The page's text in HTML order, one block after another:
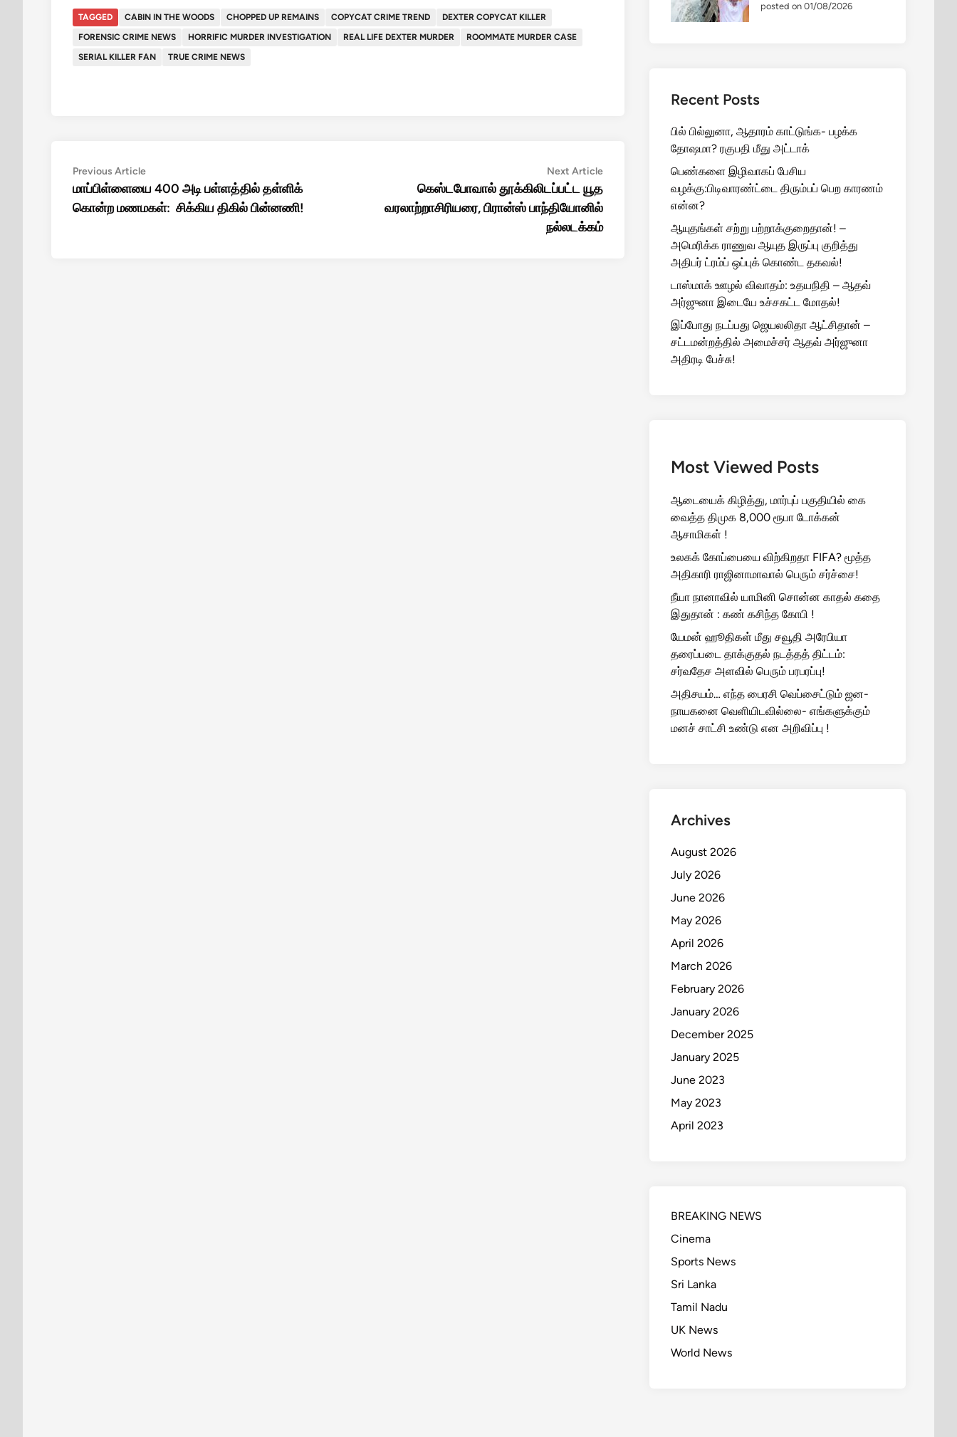
TAGGED CABIN IN THE WOODS CHOPPED UP REMAINS COPYCAT CRIME TREND
DEXTER COPYCAT KILLER
FORENSIC CRIME NEWS
HORRIFIC MURDER INVESTIGATION REAL LIFE DEXTER MURDER
ROOMMATE MURDER CASE
SERIAL KILLER FAN
TRUE CRIME NEWS
Post
navigation
Previous ArticlePrevious
article:
மாப்பிள்ளையை 400 அடி பள்ளத்தில் தள்ளிக்
கொன்ற மணமகள்: சிக்கிய திகில் பின்னணி!
Next ArticleNext
கெஸ்டபோவால் தூக்கிலிடப்பட்ட யூத
வரலாற்றாசிரியரை, பிரான்ஸ் பாந்தியோனில்
நல்லடக்கம்
posted on 01/08/2026
Recent Posts
பில் பில்லுனா, ஆதாரம் காட்டுங்க- பழக்க
தோஷமா? ரகுபதி மீது அட்டாக்
பெண்களை இழிவாகப் பேசிய
வழக்கு:பிடிவாரண்ட்டை திரும்பப் பெற காரணம்
என்ன?
ஆயுதங்கள் சற்று பற்றாக்குறைதான்! –
அமெரிக்க ராணுவ ஆயுத இருப்பு குறித்து
அதிபர் ட்ரம்ப் ஒப்புக் கொண்ட தகவல்!
டாஸ்மாக் ஊழல் விவாதம்: உதயநிதி – ஆதவ்
அர்ஜுனா இடையே உச்சகட்ட மோதல்!
இப்போது நடப்பது ஜெயலலிதா ஆட்சிதான் –
சட்டமன்றத்தில் அமைச்சர் ஆதவ் அர்ஜுனா
அதிரடி பேச்சு!
Most Viewed Posts
ஆடையைக் கிழித்து, மார்புப் பகுதியில் கை
வைத்த திமுக 8,000 ரூபா டோக்கன்
ஆசாமிகள் !
உலகக் கோப்பையை விற்கிறதா FIFA? மூத்த
அதிகாரி ராஜினாமாவால் பெரும் சர்ச்சை!
நீயா நானாவில் யாமினி சொன்ன காதல் கதை
இதுதான் : கண் கசிந்த கோபி !
யேமன் ஹூதிகள் மீது சவூதி அரேபியா
தரைப்படை தாக்குதல் நடத்தத் திட்டம்:
சர்வதேச அளவில் பெரும் பரபரப்பு!
அதிசயம்… எந்த பைரசி வெப்சைட்டும் ஜன-
நாயகனை வெளியிடவில்லை- எங்களுக்கும்
மனச் சாட்சி உண்டு என அறிவிப்பு !
Archives
August 2026
July 2026
June 2026
May 2026
April 2026
March 2026
February 2026
January 2026
December 2025
January 2025
June 2023
May 2023
April 2023
BREAKING NEWS
Cinema
Sports News
Sri Lanka
Tamil Nadu
UK News
World News